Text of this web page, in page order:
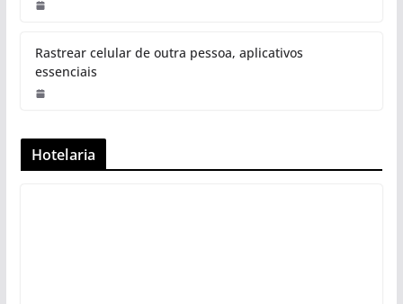
Rastrear celular de outra pessoa, aplicativos
essenciais
Hotelaria